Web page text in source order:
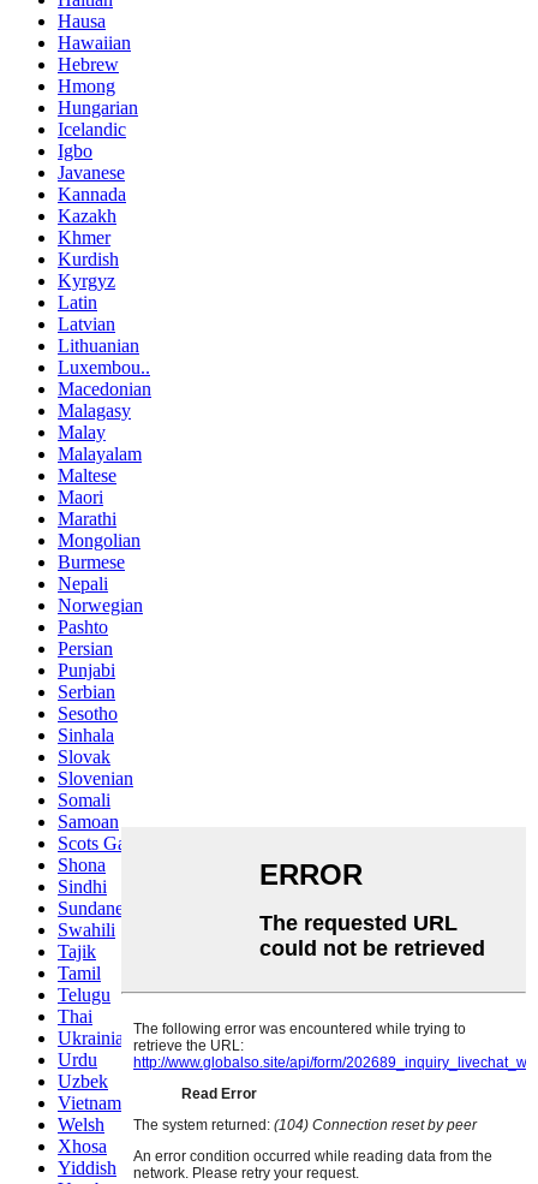
Hausa
Hawaiian
Hebrew
Hmong
Hungarian
Icelandic
Igbo
Javanese
Kannada
Kazakh
Khmer
Kurdish
Kyrgyz
Latin
Latvian
Lithuanian
Luxembou..
Macedonian
Malagasy
Malay
Malayalam
Maltese
Maori
Marathi
Mongolian
Burmese
Nepali
Norwegian
Pashto
Persian
Punjabi
Serbian
Sesotho
Sinhala
Slovak
Slovenian
Somali
Samoan
Scots Gaelic
Shona
Sindhi
Sundanese
Swahili
Tajik
Tamil
Telugu
Thai
Ukrainian
Urdu
Uzbek
Vietnamese
Welsh
Xhosa
Yiddish